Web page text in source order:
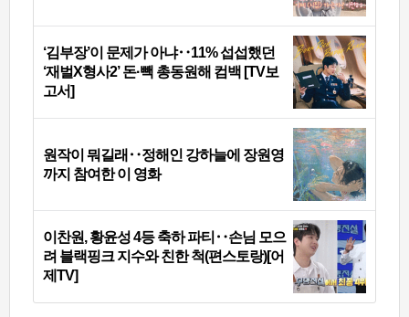
‘김부장’이 문제가 아냐‥11% 섭섭했던
‘재벌X형사2’ 돈·빽 총동원해 컴백 [TV보
고서]
원작이 뭐길래‥정해인 강하늘에 장원영
까지 참여한 이 영화
이찬원, 황윤성 4등 축하 파티‥손님 모으
려 블랙핑크 지수와 친한 척(편스토랑)[어
제TV]